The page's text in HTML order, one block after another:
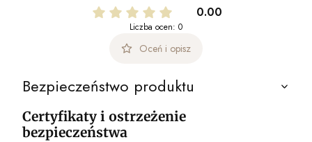
0.00
Liczba ocen: 0
Oceń i opisz
Bezpieczeństwo produktu
Certyfikaty i ostrzeżenie
bezpieczeństwa